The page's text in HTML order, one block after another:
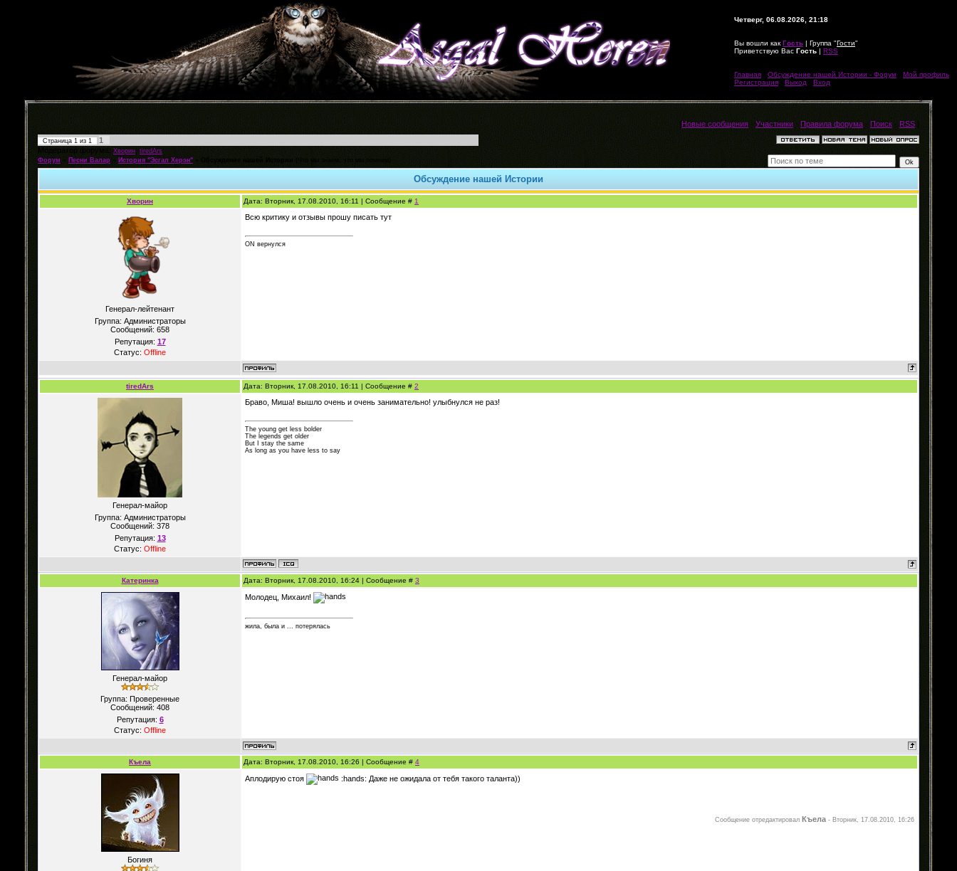
Четверг, 06.08.2026, 21:18
Вы вошли как Гость | Группа "Гости"
Приветствую Вас Гость | RSS
Главная Обсуждение нашей Истории - Форум Мой профиль
Регистрация
Выход Вход
Новые сообщения Участники Правила форума Поиск RSS
Страница 1 из 1
1
Модератор форума: Хворин tiredArs
Форум
Песни Валар История "Эсгал Херэн"
Обсуждение нашей Истории
Хворин Дата: Вторник, 17.08.2010, 16:11 | Сообщение # 1
Генерал-лейтенант
Группа: Администраторы
Сообщений: 658
Репутация: 17
Статус: Offline
Всю критику и отзывы прошу писать тут
ON вернулся
tiredArs Дата: Вторник, 17.08.2010, 16:11 | Сообщение # 2
Генерал-майор
Группа: Администраторы
Сообщений: 378
Репутация: 13
Статус: Offline
Браво, Миша! вышло очень и очень занимательно! улыбнулся не раз!
The young get less bolder
The legends get older
But I stay the same
As long as you have less to say
Катеринка Дата: Вторник, 17.08.2010, 16:24 | Сообщение # 3
Генерал-майор
Группа: Проверенные
Сообщений: 408
Репутация: 6
Статус: Offline
Молодец, Михаил!
жила, была и ... потерялась
Къела Дата: Вторник, 17.08.2010, 16:26 | Сообщение # 4
Богиня
Аплодирую стоя :hands: Даже не ожидала от тебя такого таланта))
Сообщение отредактировал Къела - Вторник, 17.08.2010, 16:26